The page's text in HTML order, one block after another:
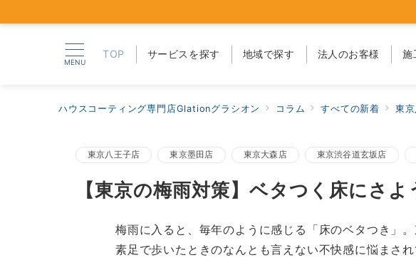
MENU
TOP サービスを探す 地域で探す 法人のお客様 施
ハウスコーティング専門店Glationグラシオン コラム すべての新着 東
東京八王子店 東京墨田店 東京大森店 東京渋谷道玄坂店
【東京の梅雨対策】ベタつく床にさ
梅雨に入ると、毎年のように感じる「床のベタつき」
素足で歩いたときのなんとも言えない不快感に悩まさ